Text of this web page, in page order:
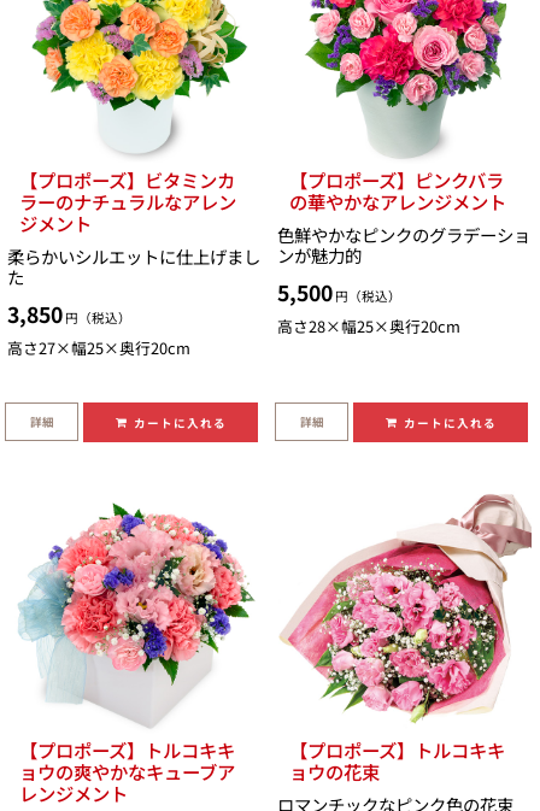
【プロポーズ】ビタミンカ
ラーのナチュラルなアレン
ジメント
柔らかいシルエットに仕上げまし
た
3,850 円（税込）
高さ27×幅25×奥行20cm
詳細 カートに入れる
【プロポーズ】ピンクバラ
の華やかなアレンジメント
色鮮やかなピンクのグラデーショ
ンが魅力的
5,500 円（税込）
高さ28×幅25×奥行20cm
詳細 カートに入れる
【プロポーズ】トルコキキ
ョウの爽やかなキューブア
レンジメント
【プロポーズ】トルコキキ
ョウの花束
ロマンチックなピンク色の花束